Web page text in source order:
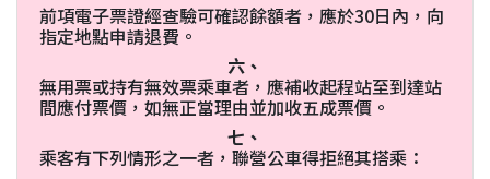
前項電子票證經查驗可確認餘額者，應於30日內，向
指定地點申請退費。
六、
無用票或持有無效票乘車者，應補收起程站至到達站
間應付票價，如無正當理由並加收五成票價。
七、
乘客有下列情形之一者，聯營公車得拒絕其搭乘：